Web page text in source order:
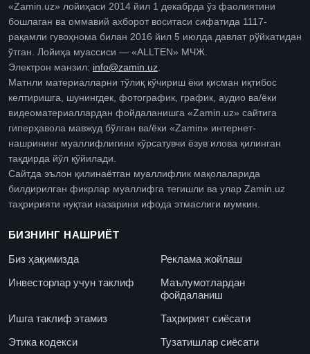
«Zamin.uz» лойиҳаси 2014 йил 1 декабрда ўз фаолиятини
бошлаган ва оммавий ахборот воситаси сифатида 1117-
рақамли гувоҳнома билан 2016 йил 5 июлда давлат рўйхатидан
ўтган. Лойиҳа муассиси — «ALLTEN» МЧЖ.
Электрон манзил: info@zamin.uz
Матнли материалларни тўлиқ кўчириш ёки қисман иқтибос
келтиришга, шунингдек, фотографик, график, аудио ва/ёки
видеоматериаллардан фойдаланишга «Zamin.uz» сайтига
гиперҳавола мавжуд бўлган ва/ёки «Zamin» интернет-
нашрининг муаллифлигини кўрсатувчи ёзув илова қилинган
тақдирда йўл қўйилади.
Сайтда эълон қилинаётган муаллифлик мақолаларида
билдирилган фикрлар муаллифга тегишли ва улар Zamin.uz
таҳририяти нуқтаи назарини ифода этмаслиги мумкин.
БИЗНИНГ НАШРИЁТ
Биз ҳақимизда
Реклама жойлаш
Инвесторлар учун таклиф
Маълумотлардан
фойдаланиш
Ишга таклиф этамиз
Таҳририят сиёсати
Этика кодекси
Тузатишлар сиёсати